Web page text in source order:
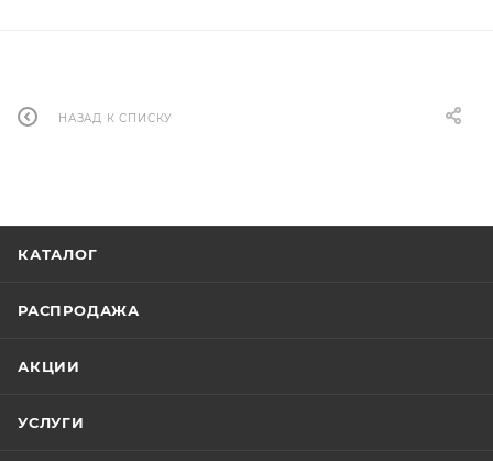
НАЗАД К СПИСКУ
КАТАЛОГ
РАСПРОДАЖА
АКЦИИ
УСЛУГИ